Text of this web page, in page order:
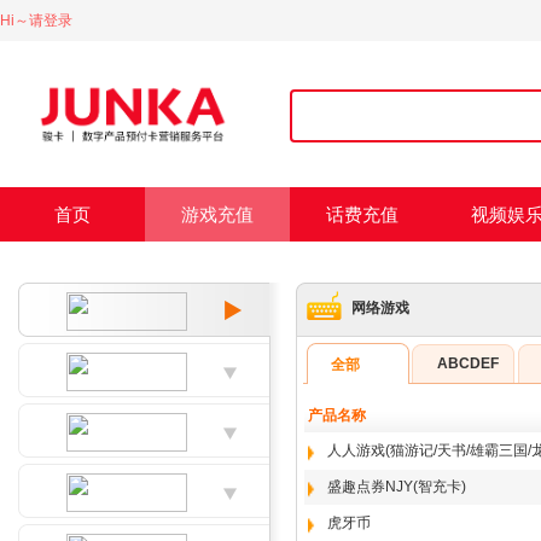
Hi～请登录
首页 游戏充值 话费充值 视频娱
网络游戏
全部 ABCDEF
产品名称
人人游戏(猫游记/天书/雄霸三国/
盛趣点券NJY(智充卡)
虎牙币